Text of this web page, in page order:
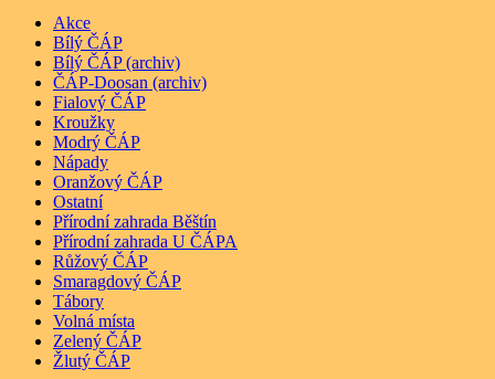
Akce
Bílý ČÁP
Bílý ČÁP (archiv)
ČÁP-Doosan (archiv)
Fialový ČÁP
Kroužky
Modrý ČÁP
Nápady
Oranžový ČÁP
Ostatní
Přírodní zahrada Běštín
Přírodní zahrada U ČÁPA
Růžový ČÁP
Smaragdový ČÁP
Tábory
Volná místa
Zelený ČÁP
Žlutý ČÁP